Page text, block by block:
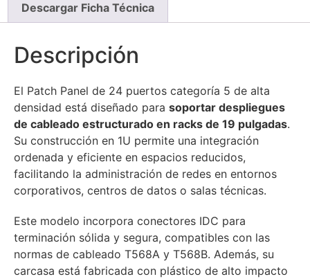
Descargar Ficha Técnica
Descripción
El Patch Panel de 24 puertos categoría 5 de alta
densidad está diseñado para soportar despliegues
de cableado estructurado en racks de 19 pulgadas.
Su construcción en 1U permite una integración
ordenada y eficiente en espacios reducidos,
facilitando la administración de redes en entornos
corporativos, centros de datos o salas técnicas.
Este modelo incorpora conectores IDC para
terminación sólida y segura, compatibles con las
normas de cableado T568A y T568B. Además, su
carcasa está fabricada con plástico de alto impacto